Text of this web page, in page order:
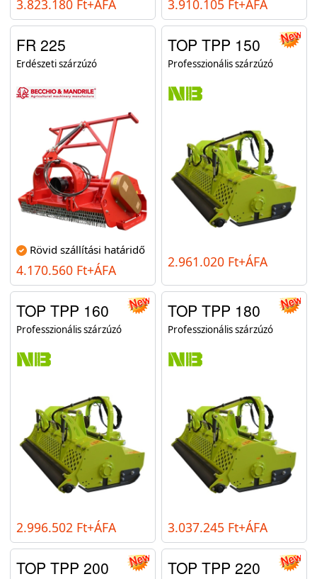
3.823.180 Ft+ÁFA 3.910.105 Ft+ÁFA
FR 225
Erdészeti szárzúzó
Rövid szállítási határidő
4.170.560 Ft+ÁFA
TOP TPP 150
Professzionális szárzúzó
2.961.020 Ft+ÁFA
TOP TPP 160
Professzionális szárzúzó
2.996.502 Ft+ÁFA
TOP TPP 180
Professzionális szárzúzó
3.037.245 Ft+ÁFA
TOP TPP 200 TOP TPP 220